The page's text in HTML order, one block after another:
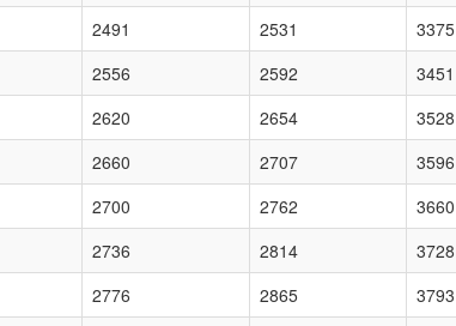
2491 2531 3375
2556 2592 3451
2620 2654 3528
2660 2707 3596
2700 2762 3660
2736 2814 3728
2776 2865 3793